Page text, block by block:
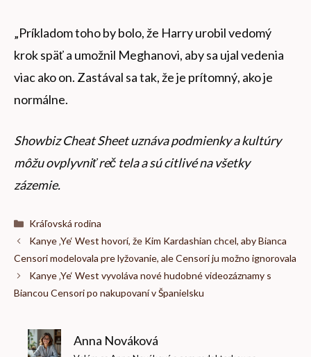
„Príkladom toho by bolo, že Harry urobil vedomý
krok späť a umožnil Meghanovi, aby sa ujal vedenia
viac ako on. Zastával sa tak, že je prítomný, ako je
normálne.
Showbiz Cheat Sheet uznáva podmienky a kultúry
môžu ovplyvniť reč tela a sú citlivé na všetky
zázemie.
Kategórie
Kráľovská rodina
Kanye ‚Ye‘ West hovorí, že Kim Kardashian chcel, aby Bianca
Censori modelovala pre lyžovanie, ale Censori ju možno ignorovala
Kanye ‚Ye‘ West vyvoláva nové hudobné videozáznamy s
Biancou Censori po nakupovaní v Španielsku
Anna Nováková